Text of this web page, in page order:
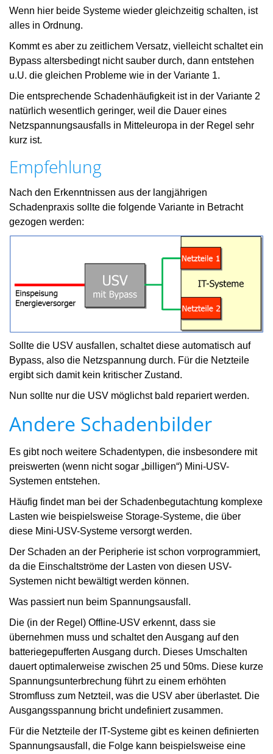
Wenn hier beide Systeme wieder gleichzeitig schalten, ist
alles in Ordnung.
Kommt es aber zu zeitlichem Versatz, vielleicht schaltet ein
Bypass altersbedingt nicht sauber durch, dann entstehen
u.U. die gleichen Probleme wie in der Variante 1.
Die entsprechende Schadenhäufigkeit ist in der Variante 2
natürlich wesentlich geringer, weil die Dauer eines
Netzspannungsausfalls in Mitteleuropa in der Regel sehr
kurz ist.
Empfehlung
Nach den Erkenntnissen aus der langjährigen
Schadenpraxis sollte die folgende Variante in Betracht
gezogen werden:
Sollte die USV ausfallen, schaltet diese automatisch auf
Bypass, also die Netzspannung durch. Für die Netzteile
ergibt sich damit kein kritischer Zustand.
Nun sollte nur die USV möglichst bald repariert werden.
Andere Schadenbilder
Es gibt noch weitere Schadentypen, die insbesondere mit
preiswerten (wenn nicht sogar „billigen“) Mini-USV-
Systemen entstehen.
Häufig findet man bei der Schadenbegutachtung komplexe
Lasten wie beispielsweise Storage-Systeme, die über
diese Mini-USV-Systeme versorgt werden.
Der Schaden an der Peripherie ist schon vorprogrammiert,
da die Einschaltströme der Lasten von diesen USV-
Systemen nicht bewältigt werden können.
Was passiert nun beim Spannungsausfall.
Die (in der Regel) Offline-USV erkennt, dass sie
übernehmen muss und schaltet den Ausgang auf den
batteriegepufferten Ausgang durch. Dieses Umschalten
dauert optimalerweise zwischen 25 und 50ms. Diese kurze
Spannungsunterbrechung führt zu einem erhöhten
Stromfluss zum Netzteil, was die USV aber überlastet. Die
Ausgangsspannung bricht undefiniert zusammen.
Für die Netzteile der IT-Systeme gibt es keinen definierten
Spannungsausfall, die Folge kann beispielsweise eine